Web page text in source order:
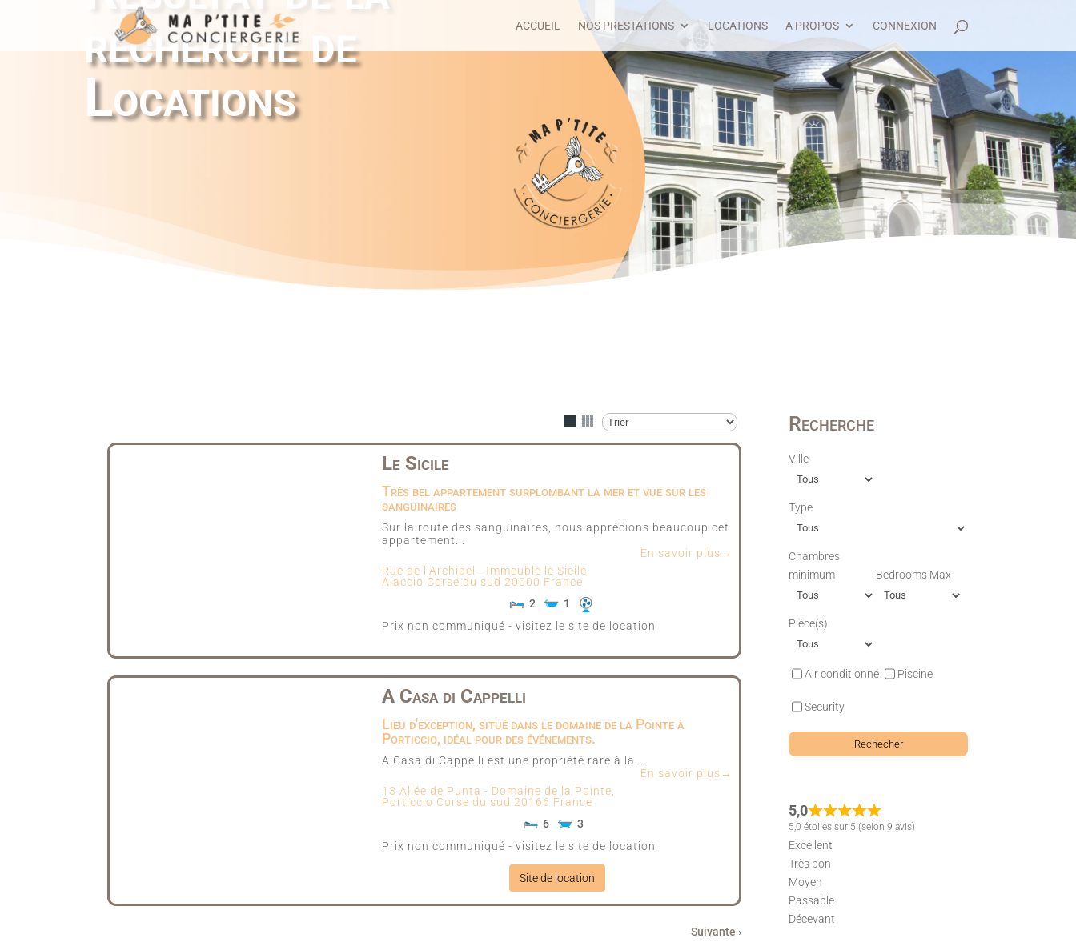
ACCUEIL NOS PRESTATIONS LOCATIONS A PROPOS CONNEXION
recherche de
Locations
Le Sicile
Très bel appartement surplombant la mer et vue sur les
sanguinaires
Sur la route des sanguinaires, nous apprécions beaucoup cet
appartement...
En savoir plus→
Rue de l’Archipel - Immeuble le Sicile,
Ajaccio Corse du sud 20000 France
2
1
Prix non communiqué - visitez le site de location
A Casa di Cappelli
Lieu d'exception, situé dans le domaine de la Pointe à
Porticcio, idéal pour des événements.
A Casa di Cappelli est une propriété rare à la...
En savoir plus→
13 Allée de Punta - Domaine de la Pointe,
Porticcio Corse du sud 20166 France
6
3
Prix non communiqué - visitez le site de location
Site de location
Suivante ›
Recherche
Ville
Type
Chambres
minimum
Bedrooms Max
Pièce(s)
Air conditionné Piscine
Security
5,0
5,0 étoiles sur 5 (selon 9 avis)
Excellent
Très bon
Moyen
Passable
Décevant